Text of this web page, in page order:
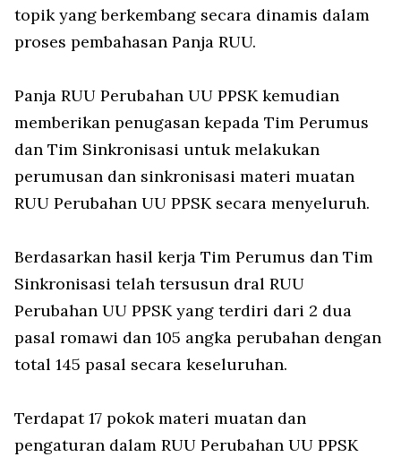
topik yang berkembang secara dinamis dalam
proses pembahasan Panja RUU.
Panja RUU Perubahan UU PPSK kemudian
memberikan penugasan kepada Tim Perumus
dan Tim Sinkronisasi untuk melakukan
perumusan dan sinkronisasi materi muatan
RUU Perubahan UU PPSK secara menyeluruh.
Berdasarkan hasil kerja Tim Perumus dan Tim
Sinkronisasi telah tersusun dral RUU
Perubahan UU PPSK yang terdiri dari 2 dua
pasal romawi dan 105 angka perubahan dengan
total 145 pasal secara keseluruhan.
Terdapat 17 pokok materi muatan dan
pengaturan dalam RUU Perubahan UU PPSK